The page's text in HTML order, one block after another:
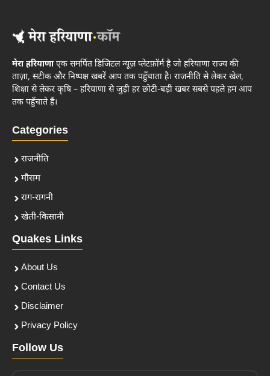
मेरा हरियाणाएक समर्पित डिजिटल न्यूज़ प्लेटफ़ॉर्म है जो हरियाणा राज्य की
ताज़ा, सटीक और निष्पक्ष खबरें आप तक पहुँचाता है। राजनीति से लेकर खेल,
शिक्षा से लेकर कृषि – हरियाणा से जुड़ी हर छोटी-बड़ी खबर सबसे पहले हम आप
तक पहुँचाते हैं।
Categories
राजनीति
मौसम
राग-रागनी
खेती-किसानी
Quakes Links
About Us
Contact Us
Disclaimer
Privacy Policy
Follow Us